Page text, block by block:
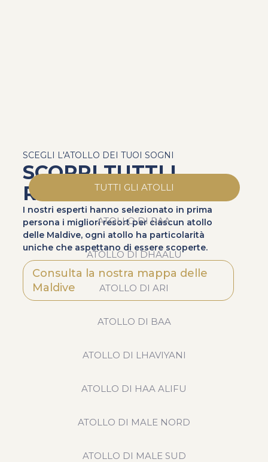
SCEGLI L'ATOLLO DEI TUOI SOGNI
SCOPRI TUTTI I
RESORT
I nostri esperti hanno selezionato in prima
persona i migliori resort per ciascun atollo
delle Maldive, ogni atollo ha particolarità
uniche che aspettano di essere scoperte.
Consulta la nostra mappa delle
Maldive
TUTTI GLI ATOLLI
ATOLLO DI RAA
ATOLLO DI DHAALU
ATOLLO DI ARI
ATOLLO DI BAA
ATOLLO DI LHAVIYANI
ATOLLO DI HAA ALIFU
ATOLLO DI MALE NORD
ATOLLO DI MALE SUD